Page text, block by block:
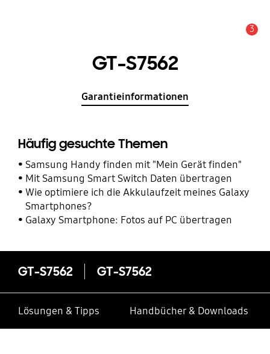
3
GT-S7562
Garantieinformationen
Häufig gesuchte Themen
Samsung Handy finden mit "Mein Gerät finden"
Mit Samsung Smart Switch Daten übertragen
Wie optimiere ich die Akkulaufzeit meines Galaxy
Smartphones?
Galaxy Smartphone: Fotos auf PC übertragen
GT-S7562 GT-S7562
Lösungen & Tipps Handbücher & Downloads